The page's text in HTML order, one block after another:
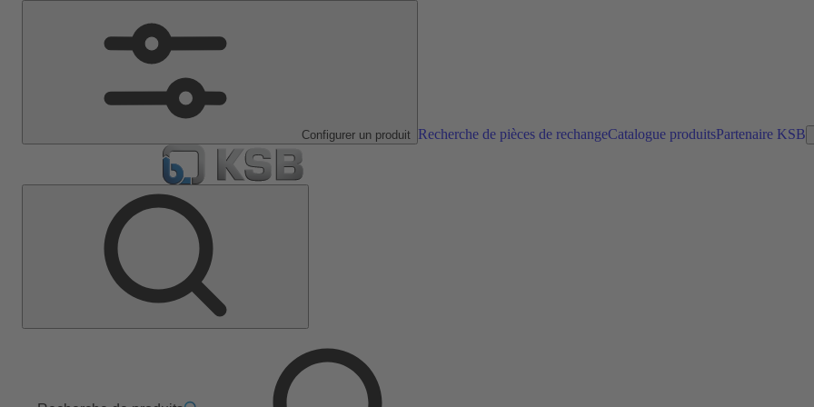
Configurer un produit Recherche de pièces de rechangeCatalogue produitsPartenaire KSB